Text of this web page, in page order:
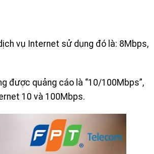
vụ Internet sử dụng đó là: 8Mbps,
được quảng cáo là “10/100Mbps”,
10 và 100Mbps.